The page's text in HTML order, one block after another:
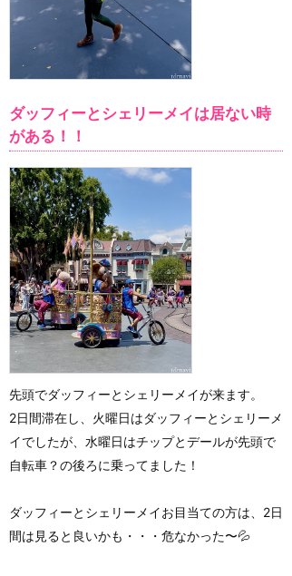
ダッフィーとシェリーメイは居ない時
がある！！
先頭でダッフィーとシェリーメイが来ます。
2日間滞在し、火曜日はダッフィーとシェリーメ
イでしたが、水曜日はチップとデールが先頭で
自転車？の後ろに乗ってました！
ダッフィーとシェリーメイお目当ての方は、2日
間は見ると良いかも・・・危なかった〜💦